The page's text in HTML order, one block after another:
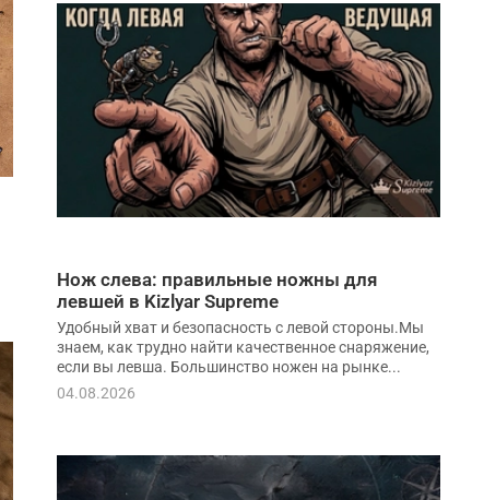
Нож слева: правильные ножны для
левшей в Kizlyar Supreme
Удобный хват и безопасность с левой стороны.Мы
знаем, как трудно найти качественное снаряжение,
если вы левша. Большинство ножен на рынке...
04.08.2026